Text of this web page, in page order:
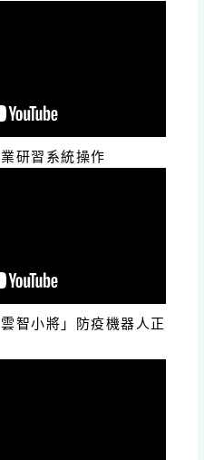
研習系統操作
智小將」防疫機器人正